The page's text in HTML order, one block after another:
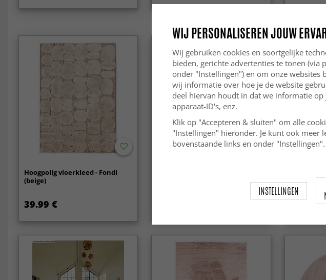
Hoogpolig vloerkleed - Fondi
(beige)
39.99 €
Super
34.99 €
WIJ PERSONALISEREN JOUW
Wij gebruiken cookies en soortgelijke
bieden, gerichte advertenties te tonen (via
onder "Instellingen") en om onze
wij informatie over hoe je de website
deel hiervan houdt in dat we informatie op
apparaat-ID's, enz.
Klik op "Accepteren & sluiten" om alle
"Instellingen" hieronder. Je kunt ook meer
bovenstaande links en onder "Instellingen".
INSTELLINGEN